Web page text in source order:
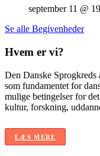
september 11 @
Se alle Begivenheder
Hvem er vi?
Den Danske Sprogkreds
som fundamentet for
mulige betingelser for
kultur, forskning,
LÆS MERE